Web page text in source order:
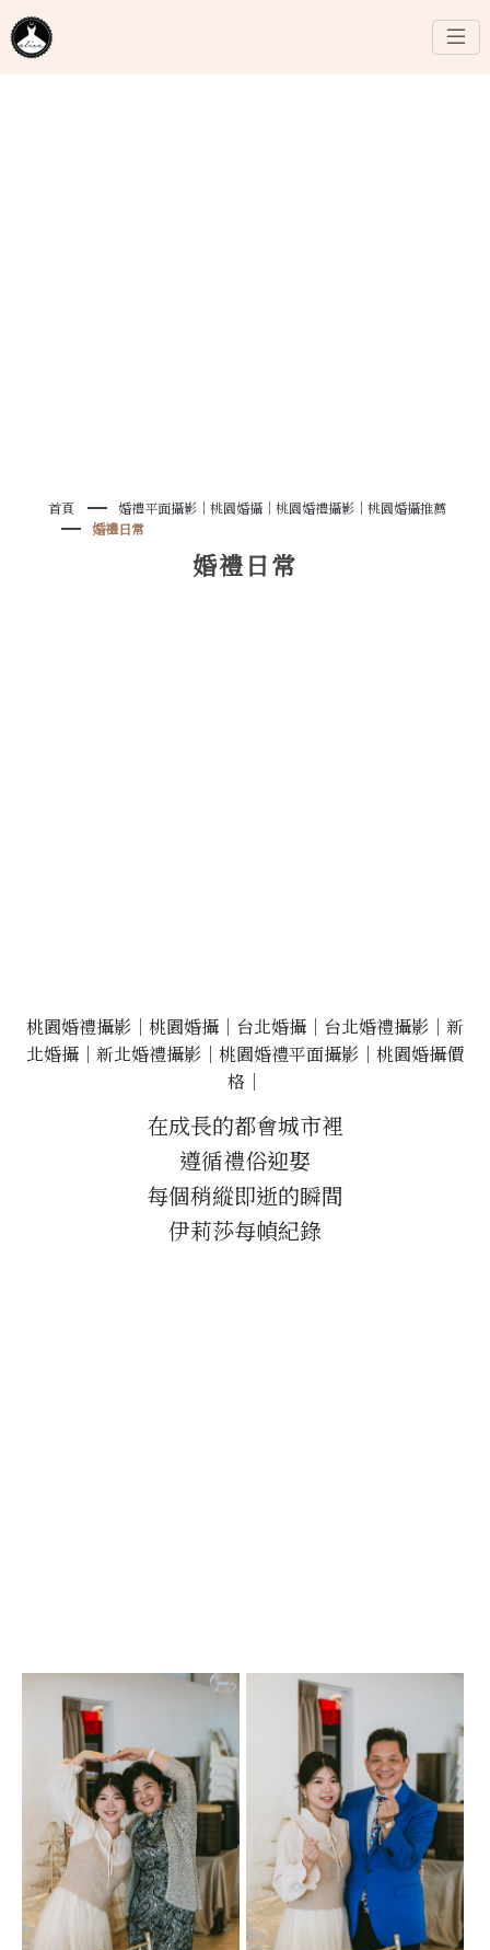
首頁
婚禮平面攝影｜桃園婚攝｜桃園婚禮攝影｜桃園婚攝推薦
婚禮日常
婚禮日常
桃園婚禮攝影｜桃園婚攝｜台北婚攝｜台北婚禮攝影｜新
北婚攝｜新北婚禮攝影｜桃園婚禮平面攝影｜桃園婚攝價
格｜
在成長的都會城市裡
遵循禮俗迎娶
每個稍縱即逝的瞬間
伊莉莎每幀紀錄